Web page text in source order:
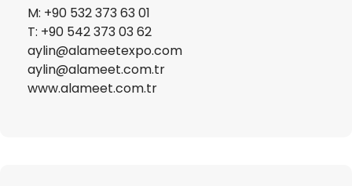
M: +90 532 373 63 01
T: +90 542 373 03 62
aylin@alameetexpo.com
aylin@alameet.com.tr
www.alameet.com.tr